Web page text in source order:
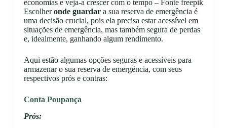
economias e veja-a crescer com o tempo – Fonte freepik
Escolheronde guardara sua reserva de emergência é
uma decisão crucial, pois ela precisa estar acessível em
situações de emergência, mas também segura de perdas
e, idealmente, ganhando algum rendimento.
Aqui estão algumas opções seguras e acessíveis para
armazenar o sua reserva de emergência, com seus
respectivos prós e contras:
Conta Poupança
Prós: